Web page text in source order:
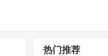
热门推荐